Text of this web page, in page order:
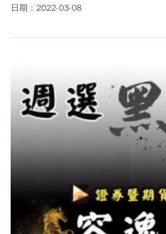
供訂閱戶本人使用，非經授權嚴禁
日期：2022-03-08